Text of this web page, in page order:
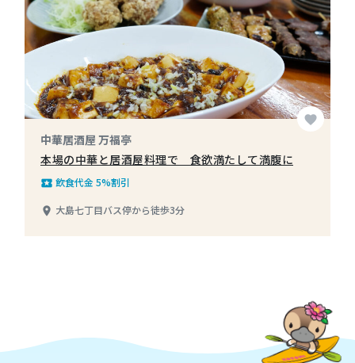
favorite
中華居酒屋 万福亭
本場の中華と居酒屋料理で 食欲満たして満腹に
local_play 飲食代金 5%割引
place 大島七丁目バス停から徒歩3分